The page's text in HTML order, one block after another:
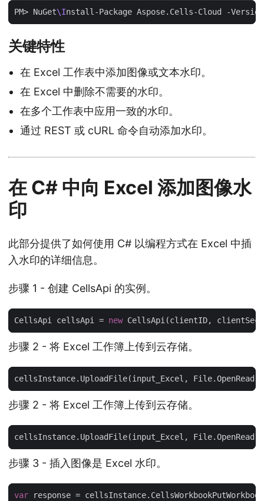
PM> NuGet\I
关键特性
在 Excel 工作表中添加图像或文本水印。
在 Excel 中删除不需要的水印。
在多个工作表中应用一致的水印。
通过 REST 或 cURL 命令自动添加水印。
在 C# 中向 Excel 添加图像水
印
此部分提供了如何使用 C# 以编程方式在 Excel 中插
入水印的详细信息。
步骤 1 - 创建 CellsApi 的实例。
CellsApi cellsApi = new
步骤 2 - 将 Excel 工作簿上传到云存储。
步骤 2 - 将 Excel 工作簿上传到云存储。
步骤 3 - 插入图像是 Excel 水印。
var response =